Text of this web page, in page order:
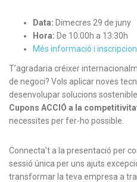
Data: Dimecres 29 de juny
Hora: De 10:00h a 13:30h
Més informació i
T’agradaria créixer
de negoci? Vols aplicar noves
desenvolupar solucions
Cupons ACCIÓ a la
necessites per fer-ho possible.
Connecta’t a la presentació per
sessió única per uns ajuts
transformar la teva empresa a